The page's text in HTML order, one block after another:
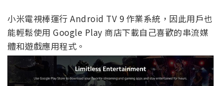
小米電視棒運行 Android TV 9 作業系統，因此用戶也
能輕鬆使用 Google Play 商店下載自己喜歡的串流媒
體和遊戲應用程式。